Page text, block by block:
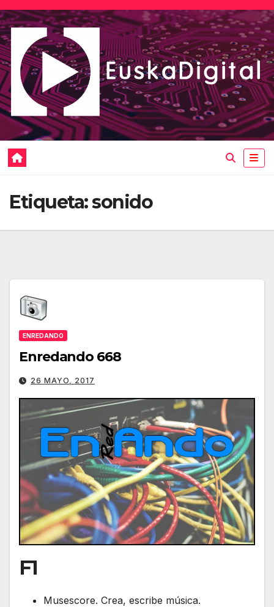
Saltar
al
contenido
Etiqueta:sonido
ENREDANDO
Enredando 668
26 MAYO, 2017
F1
Musescore. Crea, escribe música.